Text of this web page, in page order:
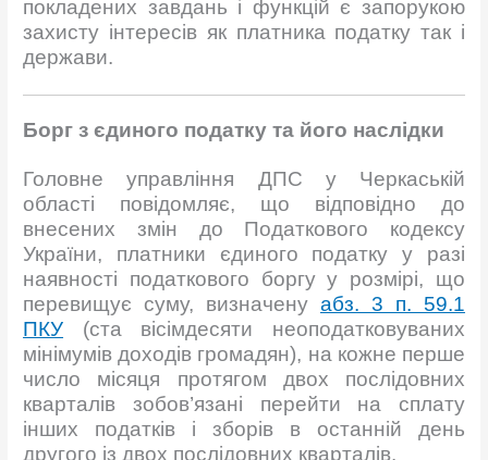
покладених завдань і функцій є запорукою
захисту інтересів як платника податку так і
держави.
Борг з єдиного податку та його наслідки
Головне управління ДПС у Черкаській
області повідомляє, що відповідно до
внесених змін до Податкового кодексу
України, платники єдиного податку у разі
наявності податкового боргу у розмірі, що
перевищує суму, визначену абз. 3 п. 59.1
ПКУ (ста вісімдесяти неоподатковуваних
мінімумів доходів громадян), на кожне перше
число місяця протягом двох послідовних
кварталів зобов’язані перейти на сплату
інших податків і зборів в останній день
другого із двох послідовних кварталів.